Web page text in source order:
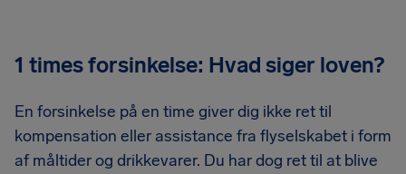
1 times forsinkelse: Hvad siger loven?
En forsinkelse på en time giver dig ikke ret til
kompensation eller assistance fra flyselskabet i form
af måltider og drikkevarer. Du har dog ret til at blive